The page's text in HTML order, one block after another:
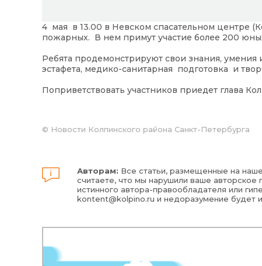
4 мая в 13.00 в Невском спасательном центре
пожарных. В нем примут участие более 200
Ребята продемонстрируют свои знания,
эстафета, медико-санитарная подготовка и
Поприветствовать участников приедет глава
© Новости Колпинского района Санкт-Петербурга
Авторам: Все статьи, размещенные на
считаете, что мы нарушили ваше авторское
истинного автора-правообладателя или
kontent@kolpino.ru и недоразумение будет